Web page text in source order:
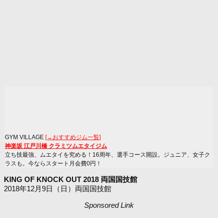
GYM VILLAGE [→おすすめジム一覧]
神楽坂 江戸川橋 クラミツムエタイジム
立ち技最強、ムエタイを究める！16周年、選手コース開設。ジュニア、女子ク
ラスも。今ならスタート月会費0円！
KING OF KNOCK OUT 2018 両国国技館
2018年12月9日（日）両国国技館
Sponsored Link